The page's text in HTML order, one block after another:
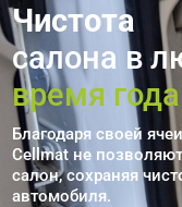
Чистота
салона в
время года
Благодаря своей
Cellmat не
салон, сохраняя
автомобиля.